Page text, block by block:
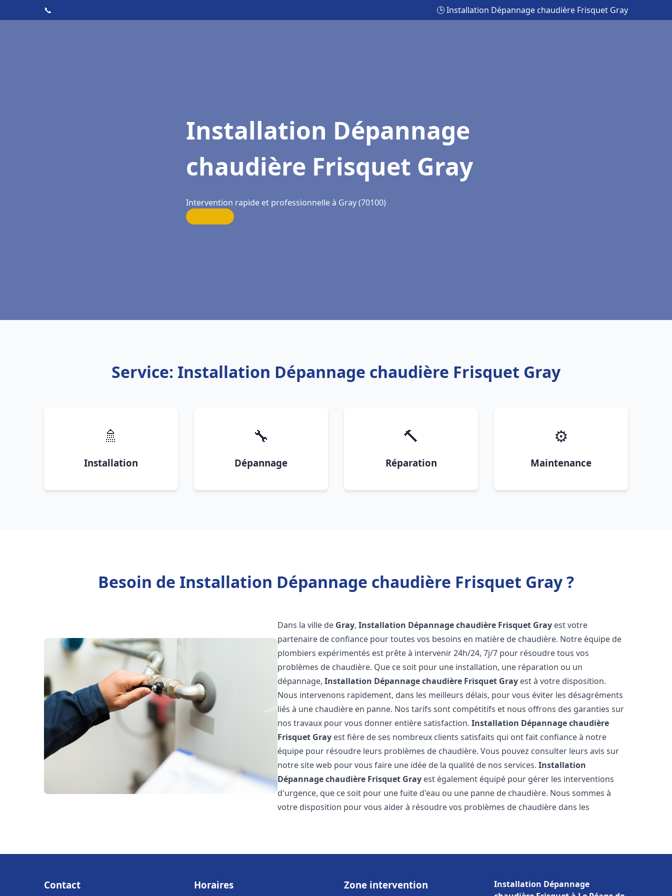
📞 🕒 Installation Dépannage chaudière Frisquet Gray
Installation Dépannage
chaudière Frisquet Gray
Intervention rapide et professionnelle à Gray (70100)
Service: Installation Dépannage chaudière Frisquet Gray
🚿
Installation
🔧
Dépannage
🔨
Réparation
⚙️
Maintenance
Besoin de Installation Dépannage chaudière Frisquet Gray ?
Dans la ville de Gray,Installation Dépannage chaudière Frisquet Gray est votre
partenaire de confiance pour toutes vos besoins en matière de chaudière. Notre équipe de
plombiers expérimentés est prête à intervenir 24h/24, 7j/7 pour résoudre tous vos
problèmes de chaudière. Que ce soit pour une installation, une réparation ou un
dépannage,Installation Dépannage chaudière Frisquet Gray est à votre disposition.
Nous intervenons rapidement, dans les meilleurs délais, pour vous éviter les désagréments
liés à une chaudière en panne. Nos tarifs sont compétitifs et nous offrons des garanties sur
nos travaux pour vous donner entière satisfaction.Installation Dépannage chaudière
Frisquet Gray est fière de ses nombreux clients satisfaits qui ont fait confiance à notre
équipe pour résoudre leurs problèmes de chaudière. Vous pouvez consulter leurs avis sur
notre site web pour vous faire une idée de la qualité de nos services.Installation
Dépannage chaudière Frisquet Gray est également équipé pour gérer les interventions
d'urgence, que ce soit pour une fuite d'eau ou une panne de chaudière. Nous sommes à
votre disposition pour vous aider à résoudre vos problèmes de chaudière dans les
Contact Horaires Zone intervention
Installation Dépannage